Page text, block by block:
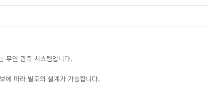
무인 관측 시스템입니다.
에 따라 별도의 설계가 가능합니다.